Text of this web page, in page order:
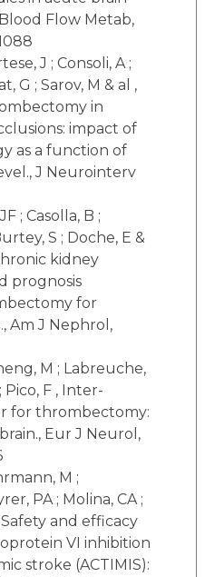
Flow Metab,
J ; Consoli, A ;
G ; Sarov, M & al ,
in
impact of
as a function of
J Neurointerv
; Casolla, B ;
S ; Doche, E &
kidney
prognosis
for
Am J Nephrol,
M ; Labreuche,
Pico, F , Inter-
for thrombectomy:
Eur J Neurol,
M ;
PA ; Molina, CA ;
Safety and efficacy
VI inhibition
stroke (ACTIMIS):